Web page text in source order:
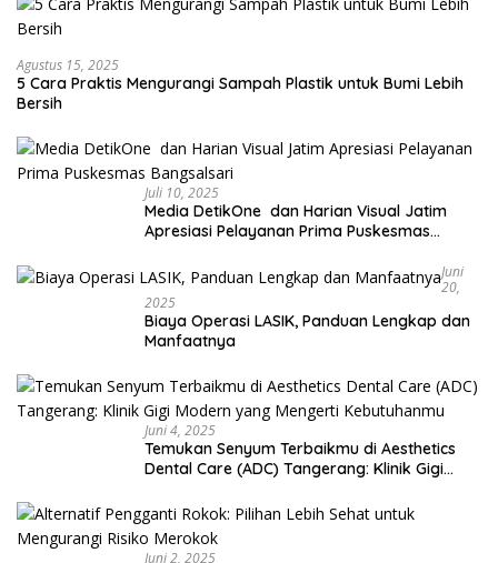
Agustus 15, 2025
5 Cara Praktis Mengurangi Sampah Plastik untuk Bumi Lebih
Bersih
Juli 10, 2025
Media DetikOne dan Harian Visual Jatim
Apresiasi Pelayanan Prima Puskesmas
Juni
20,
2025
Biaya Operasi LASIK, Panduan Lengkap dan
Manfaatnya
Juni 4, 2025
Temukan Senyum Terbaikmu di Aesthetics
Dental Care (ADC) Tangerang: Klinik Gigi
Juni 2, 2025